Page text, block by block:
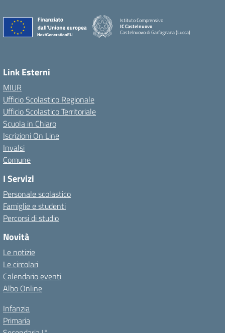
Istituto Comprensivo
IC Castelnuovo
Castelnuovo di Garfagnana (Lucca)
Link Esterni
MIUR
Ufficio Scolastico Regionale
Ufficio Scolastico Territoriale
Scuola in Chiaro
Iscrizioni On Line
Invalsi
Comune
I Servizi
Personale scolastico
Famiglie e studenti
Percorsi di studio
Novità
Le notizie
Le circolari
Calendario eventi
Albo Online
Infanzia
Primaria